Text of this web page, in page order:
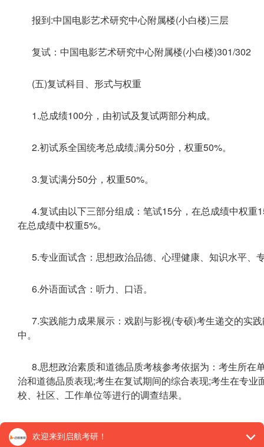
报到:中国电影艺术研究中心附属楼(小白楼)三层
复试：中国电影艺术研究中心附属楼(小白楼)301/302
(五)复试科目、形式与权重
1.总成绩100分，由初试及复试两部分构成。
2.初试系全国统考总成绩,满分50分，权重50%。
3.复试满分50分，权重50%。
4.复试由以下三部分组成：笔试15分，在总成绩中权
在总成绩中权重5%。
5.专业面试含：思想政治品德、心理健康、知识水平、
6.外语面试含：听力、口语。
7.实践能力成果展示：戏剧与影视(专硕)考生递交的实
中。
8.思想政治素质和道德品质考核参考依据为：考生所在
治和道德品质表现;考生在复试期间的综合表现;考生在专
校、社区、工作单位等进行的调查结果。
9.如有加分情况，依据教育部2026年加分相关政策执行